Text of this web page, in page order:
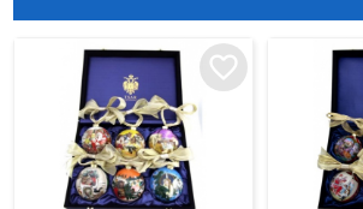
favorite_border